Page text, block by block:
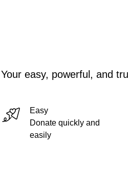
Your easy, powerful, and
Easy
Donate quickly and
easily